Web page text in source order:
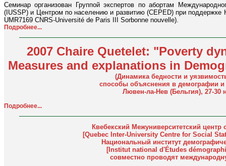
Семинар организован Группой экспертов по абортам
(IUSSP) и Центром по населению и развитию (CEPED) при поддержке
UMR7169 CNRS-Université de Paris III Sorbonne nouvelle).
Подробнее...
2007 Chaire Quetelet: "Poverty
Measures and explanations in
(Динамика бедности и
способы объяснения в демографии и
Лювен-ла-Нев (Бельгия), 27-30
Подробнее...
Квебекский Межуниверситетский центр
[Quebec Inter-University Centre for Social
Национальный институт
[Institut national d'Études
совместно проводят